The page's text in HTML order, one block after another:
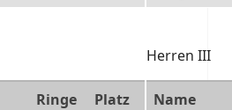
Ringe
Platz
Herren III
Name